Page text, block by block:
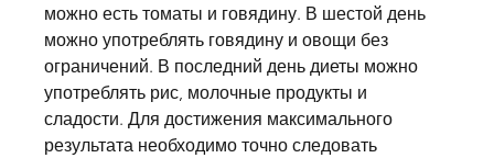
можно есть томаты и говядину. В шестой день
можно употреблять говядину и овощи без
ограничений. В последний день диеты можно
употреблять рис, молочные продукты и
сладости. Для достижения максимального
результата необходимо точно следовать